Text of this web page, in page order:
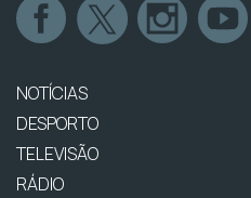
NOTÍCIAS
DESPORTO
TELEVISÃO
RÁDIO